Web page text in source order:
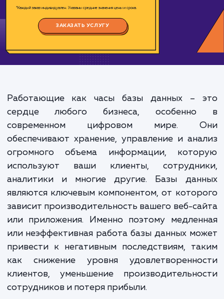
Цена:
3-16 ч
*Каждый заказ индивидуален. Указаны средние значения цены и срока.
ЗАКАЗАТЬ УСЛУГУ
Работающие как часы базы данных –
сердце любого бизнеса,
современном цифровом мире.
обеспечивают хранение, управление и
огромного объема информации,
используют ваши клиенты,
аналитики и многие другие. Базы
являются ключевым компонентом, от
зависит производительность вашего веб-
или приложения. Именно поэтому
или неэффективная работа базы данных